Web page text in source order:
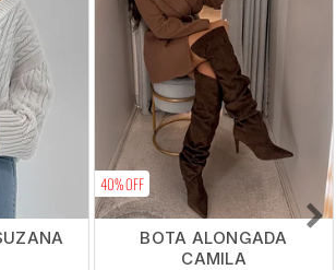
40% OFF
BOTA ALONGADA
CAMILA